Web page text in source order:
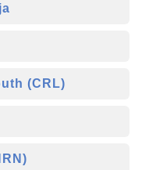
(CRL)